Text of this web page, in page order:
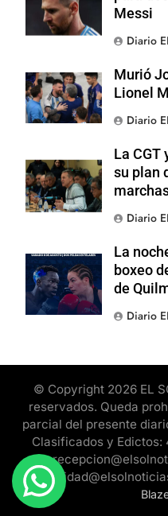
Messi
Diario
Murió
Lionel
Diario
La CGT
su plan
Diario
La
boxeo
de
Diario
© Copyright 2026 EL
reservados. Queda
parcial del presente
Clasificados y Edictos: